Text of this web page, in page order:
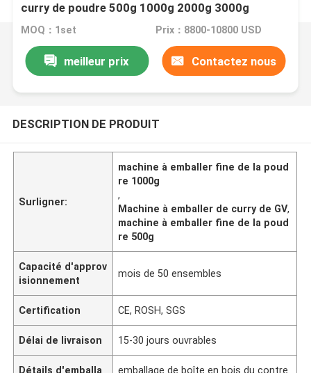
curry de poudre 500g 1000g 2000g 3000g
MOQ：1set Prix：8800-10800 USD
meilleur prix Contactez nous
DESCRIPTION DE PRODUIT
Surligner:
machine à emballer fine de la poud
re 1000g
,
Machine à emballer de curry de GV,
machine à emballer fine de la poud
re 500g
Capacité d'approv
isionnement
mois de 50 ensembles
Certification CE, ROSH, SGS
Délai de livraison 15-30 jours ouvrables
Détails d'emballa
emballage de boîte en bois du contre